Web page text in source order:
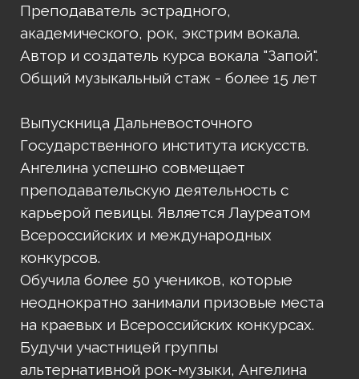
Преподаватель эстрадного,
академического, рок, экстрим вокала.
Автор и создатель курса вокала "Запой".
Общий музыкальный стаж - более 15 лет
Выпускница Дальневосточного
Государственного института искусств.
Ангелина успешно совмещает
преподавательскую деятельность с
карьерой певицы. Является Лауреатом
Всероссийских и международных
конкурсов.
Обучила более 50 учеников, которые
неоднократно занимали призовые места
на краевых и Всероссийских конкурсах.
Будучи участницей группы
альтернативной рок-музыки, Ангелина